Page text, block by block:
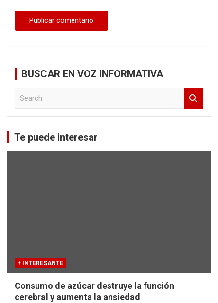
BUSCAR EN VOZ INFORMATIVA
c
Te puede interesar
+ INTERESANTE
Consumo de azúcar destruye la función
cerebral y aumenta la ansiedad